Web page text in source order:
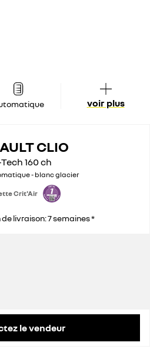
voir plus
CLIO
160 ch
- blanc glacier
Crit'Air
livraison: 7 semaines *
le vendeur